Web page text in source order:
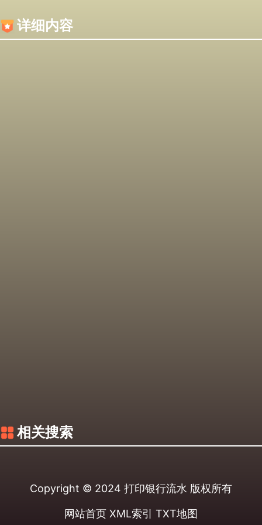
详细内容
相关搜索
Copyright © 2024 打印银行流水 版权所有
网站首页 XML索引 TXT地图